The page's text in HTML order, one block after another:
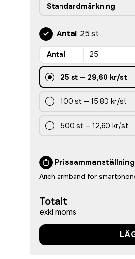
Standardmärkning
Antal 25 st
Antal
25 st— 29,60 kr/st
100 st — 15,80 kr/st
500 st — 12,60 kr/st
Prissammanställning
Arich armband för
Totalt
exkl moms